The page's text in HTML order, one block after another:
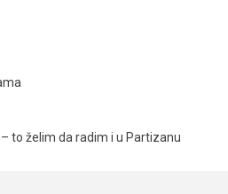
to želim da radim i u Partizanu